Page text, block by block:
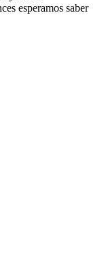
esperamos saber